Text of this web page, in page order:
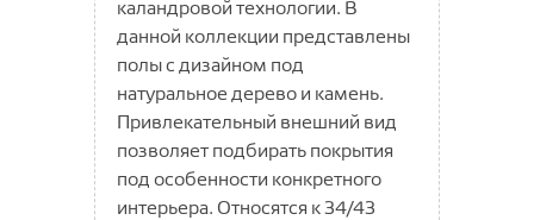
Glory
Vesta
Вижн
SIRIUS
Soft
Trendy
Umbria
VICENZA
Версаль
каландровой технологии. В
данной коллекции представлены
полы с дизайном под
натуральное дерево и камень.
Привлекательный внешний вид
позволяет подбирать покрытия
под особенности конкретного
интерьера. Относятся к 34/43